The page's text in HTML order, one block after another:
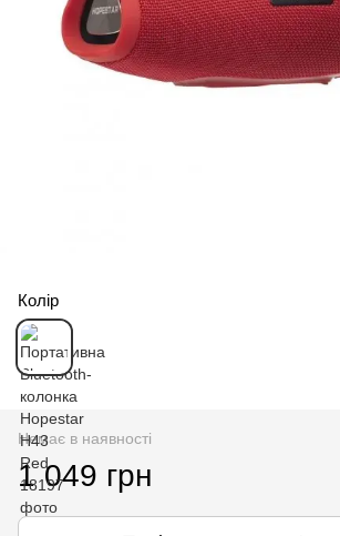
Колір
Немає в наявності
1 049 грн